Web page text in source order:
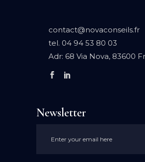
contact@novaconseils.fr
tel. 04 94 53 80 03
Adr: 68 Via Nova, 83600
Newsletter